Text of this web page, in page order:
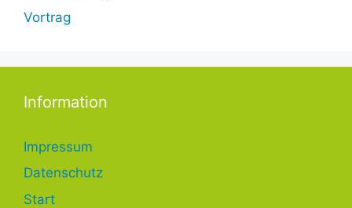
Vortrag
Information
Impressum
Datenschutz
Start